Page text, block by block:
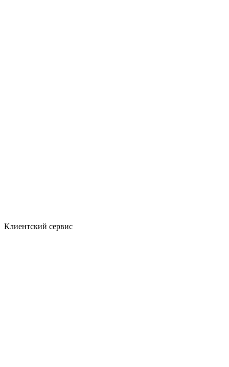
Клиентский сервис